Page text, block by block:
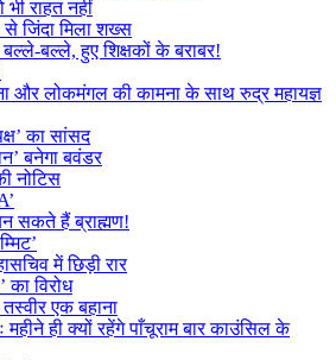
राहत नहीं
जिंदा मिला शख्स
बल्ले-बल्ले, हुए शिक्षकों के बराबर!
और लोकमंगल की कामना के साथ रुद्र महायज्ञ
का सांसद
बनेगा बवंडर
नोटिस
सकते हैं ब्राह्मण!
में छिड़ी रार
का विरोध
एक बहाना
ही क्यों रहेंगे पाँचूराम बार काउंसिल के